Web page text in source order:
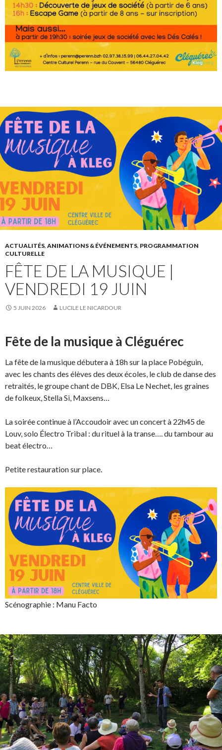
ACTUALITÉS, ANIMATIONS & ÉVÉNEMENTS, PROGRAMMATION
CULTURELLE
FÊTE DE LA MUSIQUE |
VENDREDI 19 JUIN
5 JUIN 2026 LUCILE LE NICARDOUR
Fête de la musique à Cléguérec
La fête de la musique débutera à 18h sur la place Pobéguin,
avec les chants des élèves des deux écoles, le club de danse des
retraités, le groupe chant de DBK, Elsa Le Nechet, les graines
de folkeux, Stella Si, Maxsens…
La soirée continue à l’Accoudoir avec un concert à 22h45 de
Louv, solo Électro Tribal : du rituel à la transe…. du tambour au
beat électro…
Petite restauration sur place.
Scénographie : Manu Facto